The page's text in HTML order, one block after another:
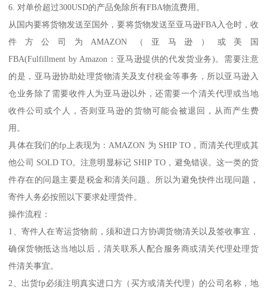
6. 对单价超过300USD的产品免除所有FBA物流费用。
从国内要将货物发送至国外，要将货物发送至亚马逊FBA入仓时，收
件方公司为AMAZON（亚马逊）或美国
FBA(Fulfillment by Amazon：亚马逊提供的代发货业务)。需要注意
的是，亚马逊协助处理货物清关及支付税金等事务，所以亚马逊入
仓业务除了需要收件人为亚马逊以外，还需要一个清关代理或当地
收件公司或个人，否则亚马逊的货物可能会被退回，从而产生费
用。
具体在我们的fp上表现为：AMAZON 为 SHIP TO，而清关代理或其
他公司 SOLD TO。注意明显标记 SHIP TO，避免错误。这一类的货
件存在的问题主要是税金和清关问题。所以为避免快件出现问题，
寄件人务必按照以下要求处理货件。
操作流程：
1、寄件人在寄运货物前，须和进口方协调货物清关以及签收事宜，
确保货物抵达当地以后，清关联系人配合服务商或清关代理处理货
件清关事宜。
2、出货fp必须注明真实进口方（买方或清关代理）的公司名称，地